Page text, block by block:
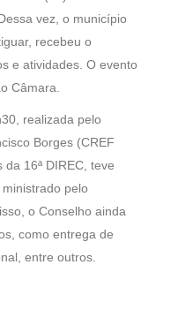
vez, o município
recebeu o
e atividades. O evento
Câmara.
realizada pelo
Borges (CREF
16ª DIREC, teve
pelo
o Conselho ainda
como entrega de
entre outros.